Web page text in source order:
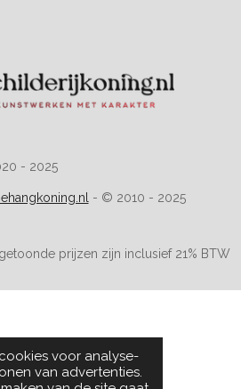
voor analyse-
van advertenties.
- 2025
- © 2010 - 2025
prijzen zijn inclusief 21% BTW